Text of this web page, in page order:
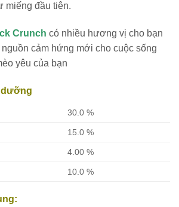
miếng đầu tiên.
Crunch có nhiều hương vị cho bạn
nguồn cảm hứng mới cho cuộc sống
yêu của bạn
dưỡng
30.0 %
15.0 %
4.00 %
10.0 %